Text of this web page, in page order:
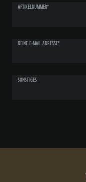
ARTIKELNUMMER*
DEINE E-MAIL ADRESSE*
SONSTIGES